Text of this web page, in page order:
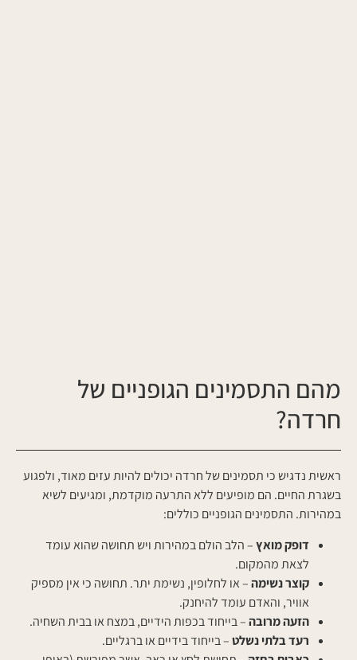
מהם התסמינים הגופניים של
חרדה?
ראשית נדגיש כי תסמינים של חרדה יכולים להיות עזים מאוד, ולפגוע
בשגרת החיים. הם מופיעים ללא התרעה מוקדמת, ומגיעים לשיא
במהירות. התסמינים הגופניים כוללים:
דופק מואץ– הלב הולם במהירות ויש תחושה שהוא עומד
לצאת מהמקום.
קוצר נשימה– או לחלופין, נשימת יתר. תחושה כי אין מספיק
אוויר, והאדם עומד להיחנק.
הזעה מרובה– בייחוד בכפות הידיים, במצח או בבית השחיה.
רעד בלתי נשלט– בייחוד בידיים או ברגליים.